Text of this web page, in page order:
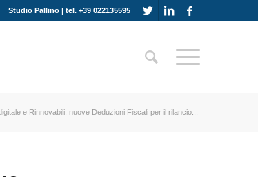
Studio Pallino | tel. +39 022135595
e Rinnovabili: nuove Deduzioni Fiscali per il rilancio...